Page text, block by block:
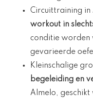
Circuittraining in
workout in
conditie worden
gevarieerde
Kleinschalige
begeleiding en
Almelo,